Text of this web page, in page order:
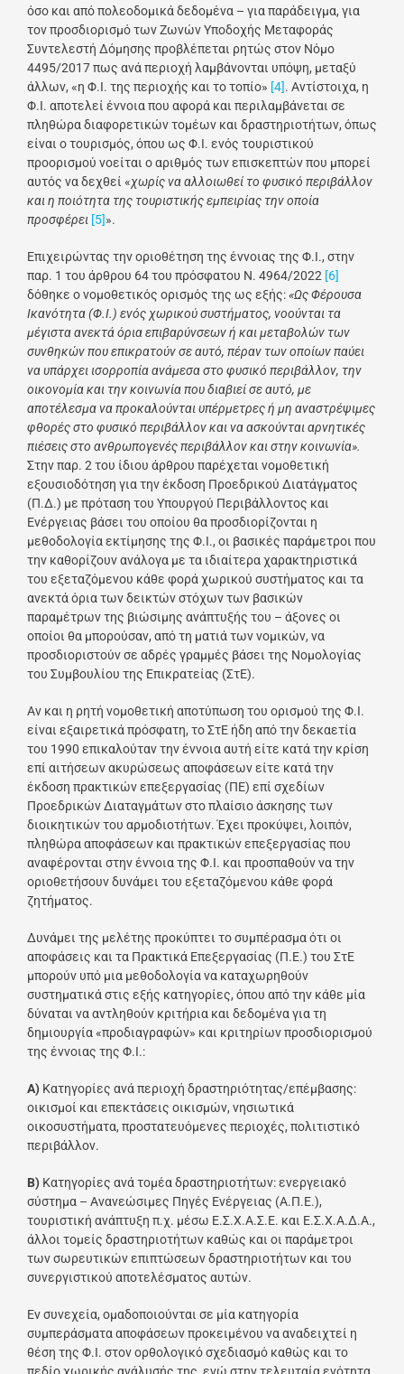
όσο και από πολεοδομικά δεδομένα – για παράδειγμα, για
τον προσδιορισμό των Ζωνών Υποδοχής Μεταφοράς
Συντελεστή Δόμησης προβλέπεται ρητώς στον Νόμο
4495/2017 πως ανά περιοχή λαμβάνονται υπόψη, μεταξύ
άλλων, «η Φ.Ι. της περιοχής και το τοπίο» [4]. Αντίστοιχα, η
Φ.Ι. αποτελεί έννοια που αφορά και περιλαμβάνεται σε
πληθώρα διαφορετικών τομέων και δραστηριοτήτων, όπως
είναι ο τουρισμός, όπου ως Φ.Ι. ενός τουριστικού
προορισμού νοείται ο αριθμός των επισκεπτών που μπορεί
αυτός να δεχθεί «χωρίς να αλλοιωθεί το φυσικό περιβάλλον
και η ποιότητα της τουριστικής εμπειρίας την οποία
προσφέρει [5]».
Επιχειρώντας την οριοθέτηση της έννοιας της Φ.Ι., στην
παρ. 1 του άρθρου 64 του πρόσφατου Ν. 4964/2022 [6]
δόθηκε ο νομοθετικός ορισμός της ως εξής:«Ως Φέρουσα
Ικανότητα (Φ.Ι.) ενός χωρικού συστήματος, νοούνται τα
μέγιστα ανεκτά όρια επιβαρύνσεων ή και μεταβολών των
συνθηκών που επικρατούν σε αυτό, πέραν των οποίων παύει
να υπάρχει ισορροπία ανάμεσα στο φυσικό περιβάλλον, την
οικονομία και την κοινωνία που διαβιεί σε αυτό, με
αποτέλεσμα να προκαλούνται υπέρμετρες ή μη αναστρέψιμες
φθορές στο φυσικό περιβάλλον και να ασκούνται αρνητικές
πιέσεις στο ανθρωπογενές περιβάλλον και στην κοινωνία».
Στην παρ. 2 του ίδιου άρθρου παρέχεται νομοθετική
εξουσιοδότηση για την έκδοση Προεδρικού Διατάγματος
(Π.Δ.) με πρόταση του Υπουργού Περιβάλλοντος και
Ενέργειας βάσει του οποίου θα προσδιορίζονται η
μεθοδολογία εκτίμησης της Φ.Ι., οι βασικές παράμετροι που
την καθορίζουν ανάλογα με τα ιδιαίτερα χαρακτηριστικά
του εξεταζόμενου κάθε φορά χωρικού συστήματος και τα
ανεκτά όρια των δεικτών στόχων των βασικών
παραμέτρων της βιώσιμης ανάπτυξής του – άξονες οι
οποίοι θα μπορούσαν, από τη ματιά των νομικών, να
προσδιοριστούν σε αδρές γραμμές βάσει της Νομολογίας
του Συμβουλίου της Επικρατείας (ΣτΕ).
Αν και η ρητή νομοθετική αποτύπωση του ορισμού της Φ.Ι.
είναι εξαιρετικά πρόσφατη, το ΣτΕ ήδη από την δεκαετία
του 1990 επικαλούταν την έννοια αυτή είτε κατά την κρίση
επί αιτήσεων ακυρώσεως αποφάσεων είτε κατά την
έκδοση πρακτικών επεξεργασίας (ΠΕ) επί σχεδίων
Προεδρικών Διαταγμάτων στο πλαίσιο άσκησης των
διοικητικών του αρμοδιοτήτων. Έχει προκύψει, λοιπόν,
πληθώρα αποφάσεων και πρακτικών επεξεργασίας που
αναφέρονται στην έννοια της Φ.Ι. και προσπαθούν να την
οριοθετήσουν δυνάμει του εξεταζόμενου κάθε φορά
ζητήματος.
Δυνάμει της μελέτης προκύπτει το συμπέρασμα ότι οι
αποφάσεις και τα Πρακτικά Επεξεργασίας (Π.Ε.) του ΣτΕ
μπορούν υπό μια μεθοδολογία να καταχωρηθούν
συστηματικά στις εξής κατηγορίες, όπου από την κάθε μία
δύναται να αντληθούν κριτήρια και δεδομένα για τη
δημιουργία «προδιαγραφών» και κριτηρίων προσδιορισμού
της έννοιας της Φ.Ι.:
Α) Κατηγορίες ανά περιοχή δραστηριότητας/επέμβασης:
οικισμοί και επεκτάσεις οικισμών, νησιωτικά
οικοσυστήματα, προστατευόμενες περιοχές, πολιτιστικό
περιβάλλον.
Β) Κατηγορίες ανά τομέα δραστηριοτήτων: ενεργειακό
σύστημα – Ανανεώσιμες Πηγές Ενέργειας (Α.Π.Ε.),
τουριστική ανάπτυξη π.χ. μέσω Ε.Σ.Χ.Α.Σ.Ε. και Ε.Σ.Χ.Α.Δ.Α.,
άλλοι τομείς δραστηριοτήτων καθώς και οι παράμετροι
των σωρευτικών επιπτώσεων δραστηριοτήτων και του
συνεργιστικού αποτελέσματος αυτών.
Εν συνεχεία, ομαδοποιούνται σε μία κατηγορία
συμπεράσματα αποφάσεων προκειμένου να αναδειχτεί η
θέση της Φ.Ι. στον ορθολογικό σχεδιασμό καθώς και το
πεδίο χωρικής ανάλυσής της, ενώ στην τελευταία ενότητα